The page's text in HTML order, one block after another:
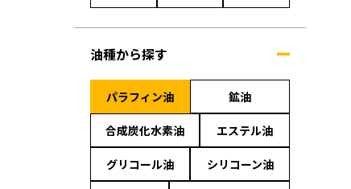
油種から探す
パラフィン油 鉱油
合成炭化水素油 エステル油
グリコール油 シリコーン油